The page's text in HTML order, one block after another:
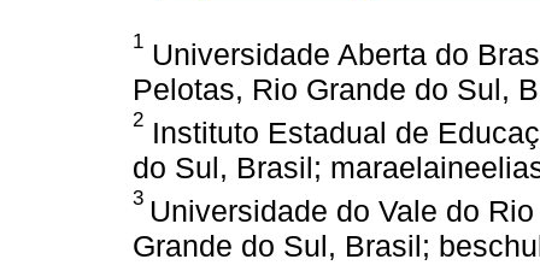
1 Universidade Aberta do
Pelotas, Rio Grande do Sul,
2 Instituto Estadual de
do Sul, Brasil;
3 Universidade do Vale do
Grande do Sul, Brasil;